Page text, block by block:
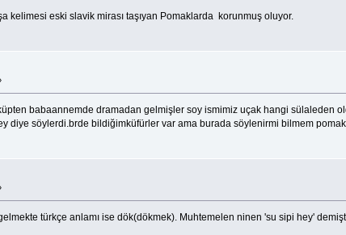
kelimesi eski slavik mirası taşıyan Pomaklarda korunmuş oluyor.
babaannemde dramadan gelmişler soy ismimiz uçak hangi sülaleden
diye söylerdi.brde bildiğimküfürler var ama burada söylenirmi bilmem
türkçe anlamı ise dök(dökmek). Muhtemelen ninen 'su sipi hey'